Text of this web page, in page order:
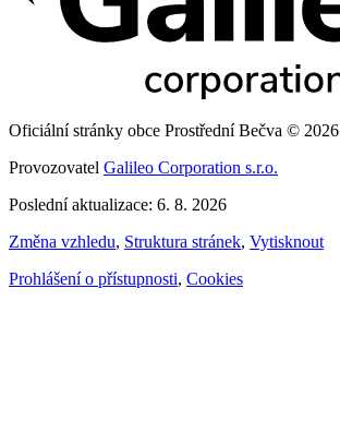
Oficiální stránky obce Prostřední Bečva © 2026
Provozovatel Galileo Corporation s.r.o.
Poslední aktualizace: 6. 8. 2026
Změna vzhledu, Struktura stránek, Vytisknout
Prohlášení o přístupnosti, Cookies